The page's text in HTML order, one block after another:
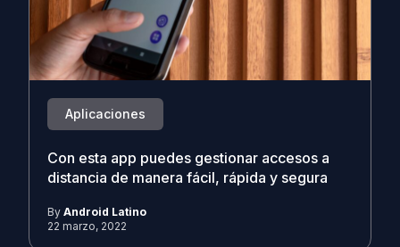
Aplicaciones
Con esta app puedes gestionar accesos a
distancia de manera fácil, rápida y segura
By Android Latino
22 marzo, 2022